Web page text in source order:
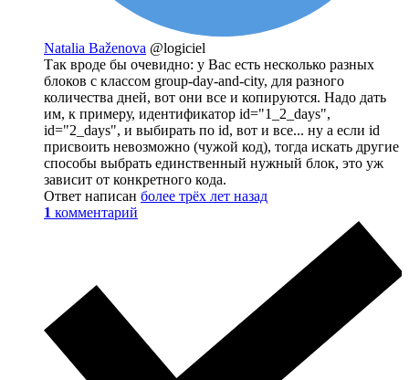
Natalia Baženova @logiciel
Так вроде бы очевидно: у Вас есть несколько разных
блоков с классом group-day-and-city, для разного
количества дней, вот они все и копируются. Надо дать
им, к примеру, идентификатор id="1_2_days",
id="2_days", и выбирать по id, вот и все... ну а если id
присвоить невозможно (чужой код), тогда искать другие
способы выбрать единственный нужный блок, это уж
зависит от конкретного кода.
Ответ написан более трёх лет назад
1 комментарий